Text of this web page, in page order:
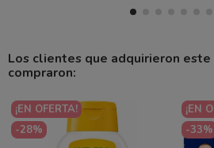
Los clientes que adquirieron
compraron:
¡EN OFERTA!
-28%
¡EN
-33%